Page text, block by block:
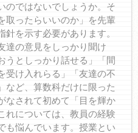
のではないでしょうか。そ
取ったらいいのか」を先輩
を示す必要があります。
達の意見をしっかり聞け
うとしっかり話せる」「間
受け入れらる」「友達の不
など、算数科だけに限った
なされて初めて「目を輝か
れについては、教員の経験
も悩んでいます。授業とい